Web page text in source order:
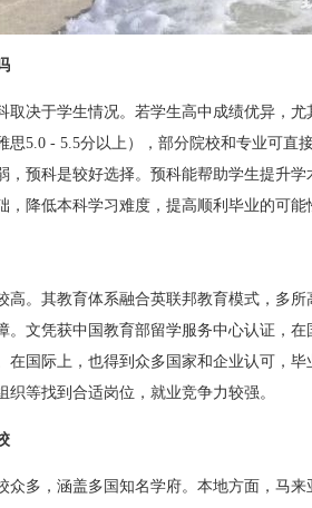
取决于学生情况。若学生高中成绩优异，尤
思5.0 - 5.5分以上），部分院校和专业可直
，预科是较好选择。预科能帮助学生提升
，降低本科学习难度，提高顺利毕业的可能
高。其教育体系融合英联邦教育模式，多
。文凭获中国教育部留学服务中心认证，
在国际上，也得到众多国家和企业认可，
等找到合适岗位，就业竞争力较强。
众多，涵盖多国知名学府。本地方面，马来